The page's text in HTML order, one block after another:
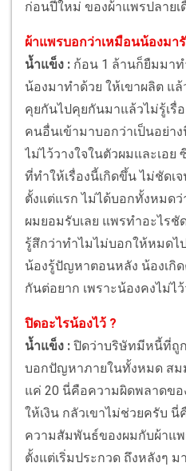
ก่อนปีใหม่ ของผ้าแพรปลายเ
ผ้าแพรบอกว่าเหมือนน้องม
น้ำแข็ง : ก้อน 1 ล้านก็ยืมมา
น้องมาทำด้วย ให้เขาผลิต แล้
คุยกันไปคุยกันมาแล้วไม่รู้เรื่
คนอื่นเข้ามาบอกว่าเป็นอย่า
ไม่ไว้วางใจในตัวผมและเอย
ที่ทำให้เรื่องนี้เกิดขึ้น ไม่ชัด
ตั้งแต่แรก ไม่ได้บอกทั้งหมด
ผมยอมรับเลย แพรทำอะไรชั
รู้สึกว่าทำไมไม่บอกให้หมด
น้องรู้ปัญหาตอนหลัง น้องเกิ
กันต่อยาก เพราะน้องคงไม่ไ
ปิดอะไรน้องไว้ ?
น้ำแข็ง : ปิดว่าบริษัทมีหนี้ที่ถูก
บอกปัญหาภายในทั้งหมด สม
แค่ 20 นี่คือความผิดพลาดขอ
ให้เงิน กลัวเขาไม่ช่วยครับ
ความสัมพันธ์ของผมกับผ้าแพ
ตั้งแต่เริ่มประกวด ถึงหลังๆ ม